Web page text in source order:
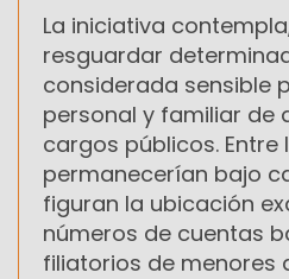
La iniciativa
resguardar
considerada sensible
personal y familiar de
cargos públicos.
permanecerían bajo
figuran la ubicación
números de cuentas
filiatorios de menores